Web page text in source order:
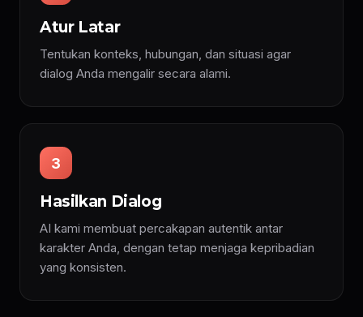
Atur Latar
Tentukan konteks, hubungan, dan situasi agar
dialog Anda mengalir secara alami.
3
Hasilkan Dialog
AI kami membuat percakapan autentik antar
karakter Anda, dengan tetap menjaga kepribadian
yang konsisten.